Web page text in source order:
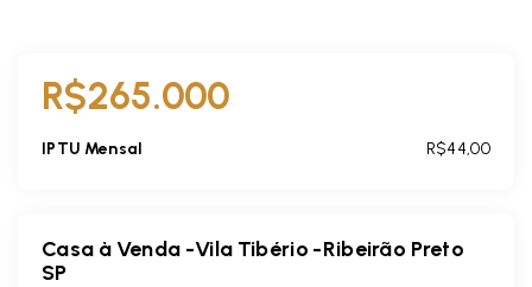
R$265.000
IPTU Mensal R$44,00
Casa à Venda -Vila Tibério -Ribeirão Preto
SP